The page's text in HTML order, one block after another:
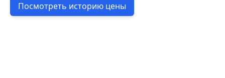
Посмотреть историю цены